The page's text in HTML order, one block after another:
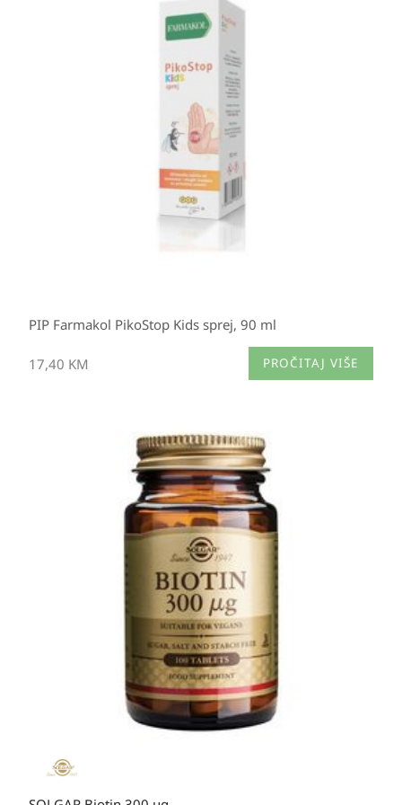
PIP Farmakol PikoStop Kids sprej, 90 ml
17,40 KM PROČITAJ VIŠE